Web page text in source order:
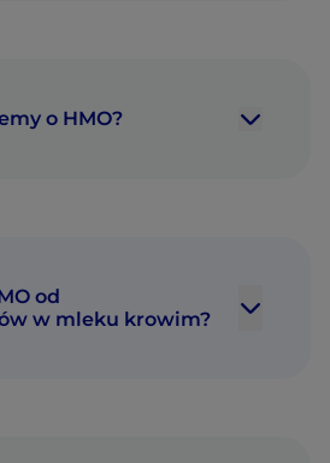
o HMO?
od
w mleku krowim?